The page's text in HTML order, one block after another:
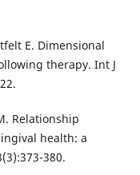
E. Dimensional
therapy. Int J
Relationship
health: a
380.